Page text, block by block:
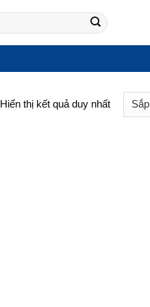
Hiển thị kết quả duy nhất